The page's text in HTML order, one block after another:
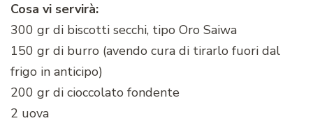
Cosa vi servirà:
300 gr di biscotti secchi, tipo Oro Saiwa
150 gr di burro (avendo cura di tirarlo fuori dal
frigo in anticipo)
200 gr di cioccolato fondente
2 uova